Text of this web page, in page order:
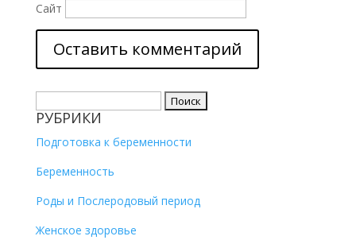
Сайт
РУБРИКИ
Подготовка к беременности
Беременность
Роды и Послеродовый период
Женское здоровье